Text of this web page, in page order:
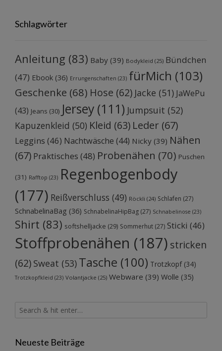
Schlagwörter
Anleitung (83) Baby (39) Bodykleid (25) Bündchen
(47) Ebook (36) Errungenschaften (23) fürMich (103)
Geschenke (68) Hose (62) Jacke (51) JaWePu
(43) Jeans (30) Jersey (111) Jumpsuit (52)
Kapuzenkleid (50) Kleid (63) Leder (67)
Leggins (46) Nachtwäsche (44) Nicky (39) Nähen
(67) Praktisches (48) Probenähen (70) Puschen
(31) Rafftop (23) Regenbogenbody
(177) Reißverschluss (49) Röckli (24) Schlafen (27)
SchnabelinaBag (36) SchnabelinaHipBag (27) Schnabelinose (23)
Shirt (83) softshelljacke (29) Sommerhut (27) Sticki (46)
Stoffprobenähen (187) stricken
(62) Sweat (53) Tasche (100) Trotzkopf(34)
Trotzkopfkleid (23) Volantjacke (25) Webware (39) Wolle (35)
Neueste Beiträge